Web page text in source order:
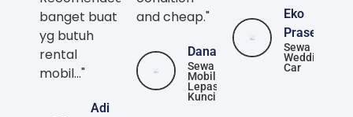
banget buat
yg butuh
rental
mobil..."
Adi
and cheap."
Danang
Sewa
Mobil
Lepas
Kunci
Eko
Prasetya
Sewa
Wedding
Car